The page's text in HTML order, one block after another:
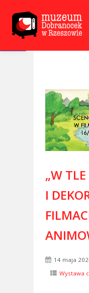
Open toolbar
„W
I
14 maja
Wystawa